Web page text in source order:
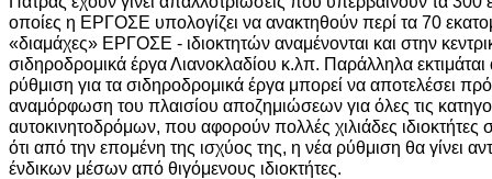
οποίες η ΕΡΓΟΣΕ υπολογίζει να ανακτηθούν περί τα 70
«διαμάχες» ΕΡΓΟΣΕ - ιδιοκτητών αναμένονται και στην
σιδηροδρομικά έργα Λιανοκλαδίου κ.λπ. Παράλληλα εκτιμάται
ρύθμιση για τα σιδηροδρομικά έργα μπορεί να αποτελέσει
αναμόρφωση του πλαισίου αποζημιώσεων για όλες τις
αυτοκινητοδρόμων, που αφορούν πολλές χιλιάδες
ότι από την επομένη της ισχύος της, η νέα ρύθμιση θα γίνει
ένδικων μέσων από θιγόμενους ιδιοκτήτες.